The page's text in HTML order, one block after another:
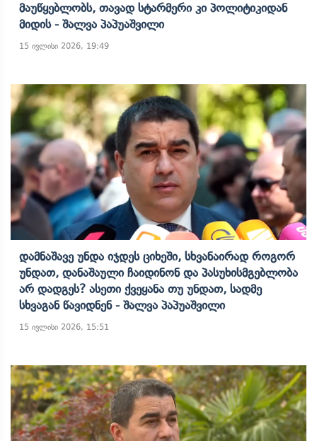
Მაუწყებლობს, Თავად Სტარმერი Კი Პოლიტიკიდან
Მიდის - Შალვა Პაპუაშვილი
15 ივლისი 2026, 19:49
Დამნაშავე Უნდა Იჯდეს Ციხეში, Სხვანაირად Როგორ
Უნდათ, Დანაშაული Ჩაიდინონ Და Პასუხისმგებლობა
Არ Დადგეს? Ასეთი Ქვეყანა Თუ Უნდათ, Სადმე
Სხვაგან Წავიდნენ - Შალვა Პაპუაშვილი
15 ივლისი 2026, 15:51